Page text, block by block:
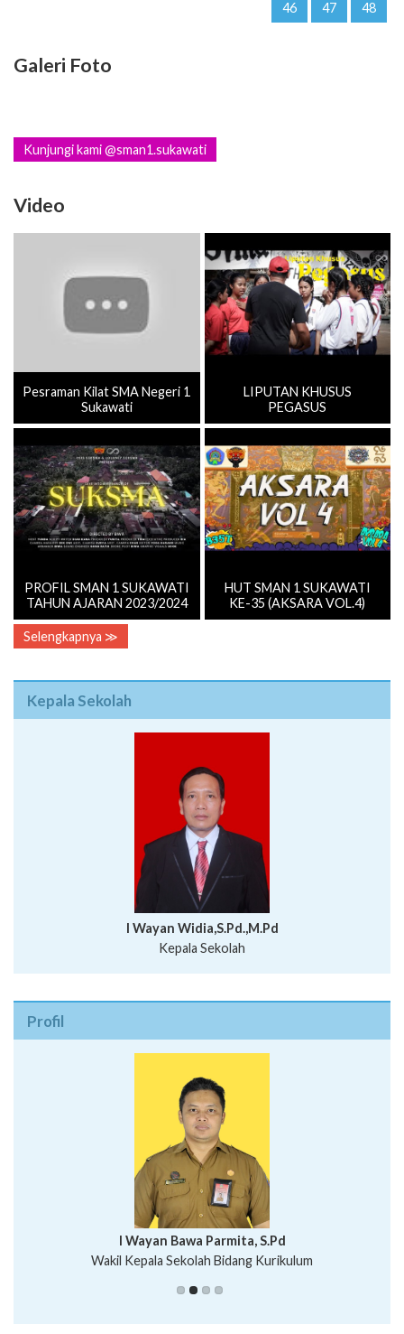
46 47 48
Galeri Foto
Kunjungi kami @sman1.sukawati
Video
Pesraman Kilat SMA Negeri 1
Sukawati
LIPUTAN KHUSUS
PEGASUS
PROFIL SMAN 1 SUKAWATI
TAHUN AJARAN 2023/2024
HUT SMAN 1 SUKAWATI
KE-35 (AKSARA VOL.4)
Selengkapnya ≫
Kepala Sekolah
I Wayan Widia,S.Pd.,M.Pd
Kepala Sekolah
Profil
Putu Suhartana, S.Pd.
I Wayan Bawa Parmita, S.Pd
Wakil Kepala Sekolah Bidang Kurikulum
I Wayan Gede Aditya Pratita, S.Pd., M.Sn
Ni Wayan Nopi Sutantri, S.Pd.